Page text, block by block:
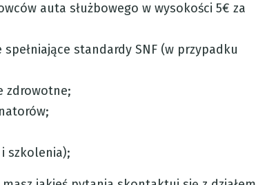
auta służbowego w wysokości 5€ za
standardy SNF (w przypadku
zdrowotne;
szkolenia);